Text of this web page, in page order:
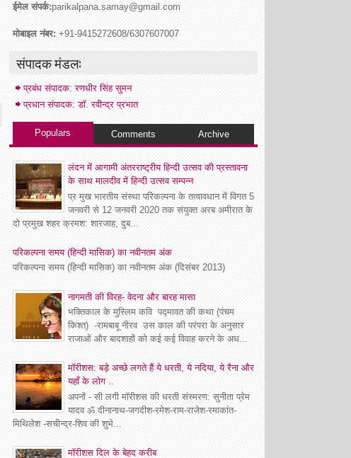
ईमेल संपर्क:parikalpana.samay@gmail.com
मोबाइल नंबर:+91-9415272608/6307607007
संपादक मंडल:
प्रबंध संपादक: रणधीर सिंह सुमन
प्रधान संपादक: डॉ. रवीन्द्र प्रभात
Populars Comments Archive
लंदन में आगामी अंतरराष्ट्रीय हिन्दी उत्सव की प्रस्तावना
के साथ मालदीव में हिन्दी उत्सव सम्पन्न
प्र मुख भारतीय संस्था परिकल्पना के तत्वावधान में विगत 5
जनवरी से 12 जनवरी 2020 तक संयुक्त अरब अमीरात के
दो प्रमुख शहर क्रमश: शारजाह, दुब...
परिकल्पना समय (हिन्दी मासिक) का नवीनतम अंक
परिकल्पना समय (हिन्दी मासिक) का नवीनतम अंक (दिसंबर 2013)
नागमती की विरह- वेदना और बारह मासा
भक्तिकाल के मुस्लिम कवि पद्मावत की कथा (पंचम
किश्त) -रामबाबू नीरव उस काल की परंपरा के अनुसार
राजाओं और बादशाहों को कई कई विवाह करने के अध...
मॉरीशस: बड़े अच्छे लगते हैं ये धरती, ये नदिया, ये रैना और
यहाँ के लोग ..
अपनों - सी लगी मॉरीशस की धरती संस्मरण: सुनीता प्रेम
यादव ॐ दीनानाथ-जगदीश-रमेश-राम-राजेश-रमाकांत-
मिथिलेश -सचीन्द्र-शिव की शुभे...
माॅरीशस दिल के बेहद करीब